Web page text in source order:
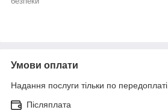
Умови оплати
Надання послуги тільки по передоплаті.
Післяплата